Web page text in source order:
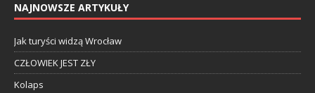
NAJNOWSZE ARTYKUŁY
Jak turyści widzą Wrocław
CZŁOWIEK JEST ZŁY
Kolaps